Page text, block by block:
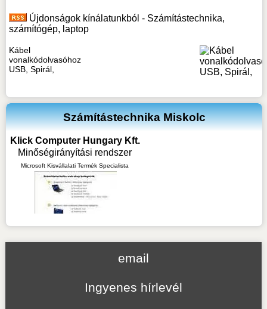
Újdonságok kínálatunkból - Számítástechnika,
számítógép, laptop
Kábel
vonalkódolvasóhoz
USB, Spirál,
Számítástechnika Miskolc
Klick Computer Hungary Kft.
Minőségirányítási rendszer
Microsoft Kisvállalati Termék Specialista
email
Ingyenes hírlevél